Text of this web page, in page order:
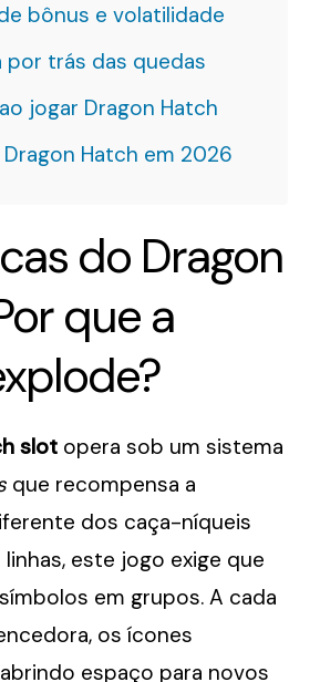
bônus e volatilidade
por trás das quedas
jogar Dragon Hatch
Hatch em 2026
do Dragon
que a
slot opera sob um sistema
que recompensa a
dos caça-níqueis
este jogo exige que
em grupos. A cada
os ícones
espaço para novos